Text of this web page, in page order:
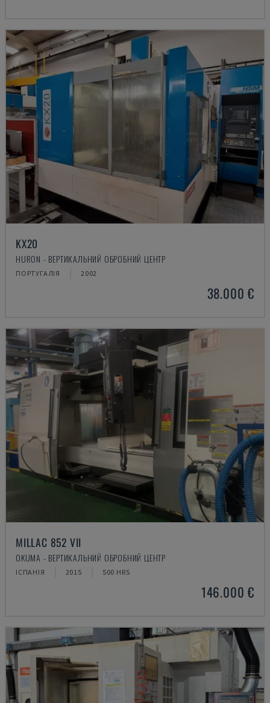
KX20
HURON - ВЕРТИКАЛЬНИЙ ОБРОБНИЙ ЦЕНТР
ПОРТУГАЛІЯ 2002
38.000 €
MILLAC 852 VII
OKUMA - ВЕРТИКАЛЬНИЙ ОБРОБНИЙ ЦЕНТР
ІСПАНІЯ 2015 500 HRS
146.000 €